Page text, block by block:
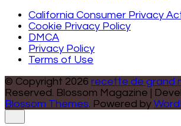
California Consumer Privacy
Cookie Privacy Policy
DMCA
Privacy Policy
Terms of Use
© Copyright 2026 recette de grand
Reserved. Blossom Magazine |
Blossom Themes. Powered by